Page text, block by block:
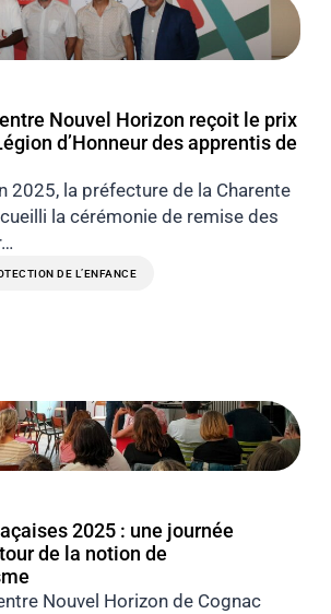
Nouvel Horizon reçoit le prix
d’Honneur des apprentis de
2025, la préfecture de la Charente
la cérémonie de remise des
DE L’ENFANCE
2025 : une journée
de la notion de
Nouvel Horizon de Cognac